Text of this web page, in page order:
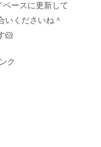
ースに更新して
いくださいね＾
🐹
ク